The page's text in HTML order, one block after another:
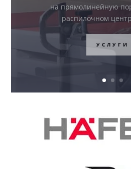
Невероятные
комплектующие
системы для